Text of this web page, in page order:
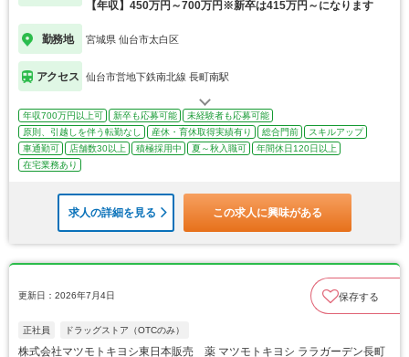
【年収】450万円～700万円※新卒は415万円～になります
勤務地 宮城県 仙台市太白区
アクセス 仙台市営地下鉄南北線 長町南駅
年収700万円以上可 新卒も応募可能
未経験者も応募可能
原則、引越しを伴う転勤なし
産休・育休取得実績有り 総合門前
スキルアップ
車通勤可
店舗数30以上 積極採用中 夏～秋入職可
年間休日120日以上
在宅業務あり
求人の詳細を見る この求人に興味がある
更新日：2026年7月4日 保存する
正社員 ドラッグストア（OTCのみ）
株式会社マツモトキヨシ東日本販売 薬 マツモトキヨシ ララガーデン長町